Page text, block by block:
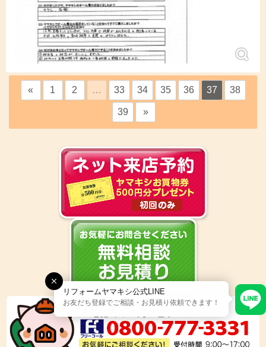
« 1 2 … 33 34 35 36 37 38
39 »
リフォームヤマキシ公式LINE
お友だち登録でご相談・お見積り依頼できます！